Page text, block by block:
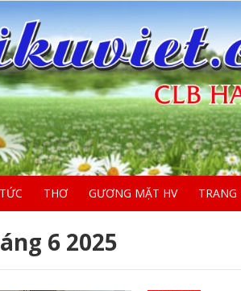
THƠ GƯƠNG MẶT HV
6 2025